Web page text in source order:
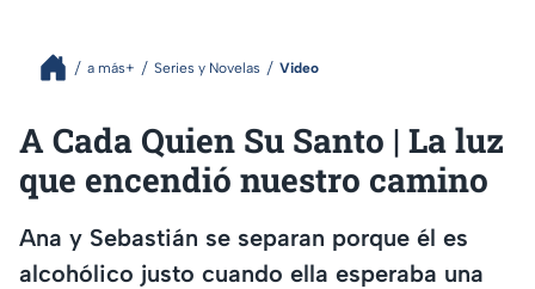
a más+ Series y Novelas Video
A Cada Quien Su Santo | La luz
que encendió nuestro camino
Ana y Sebastián se separan porque él es
alcohólico justo cuando ella esperaba una